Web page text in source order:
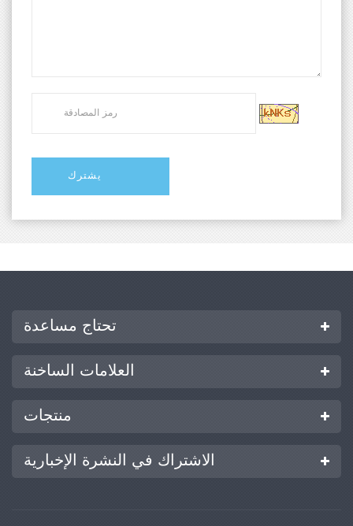
تحتاج مساعدة
العلامات الساخنة
منتجات
الاشتراك في النشرة الإخبارية